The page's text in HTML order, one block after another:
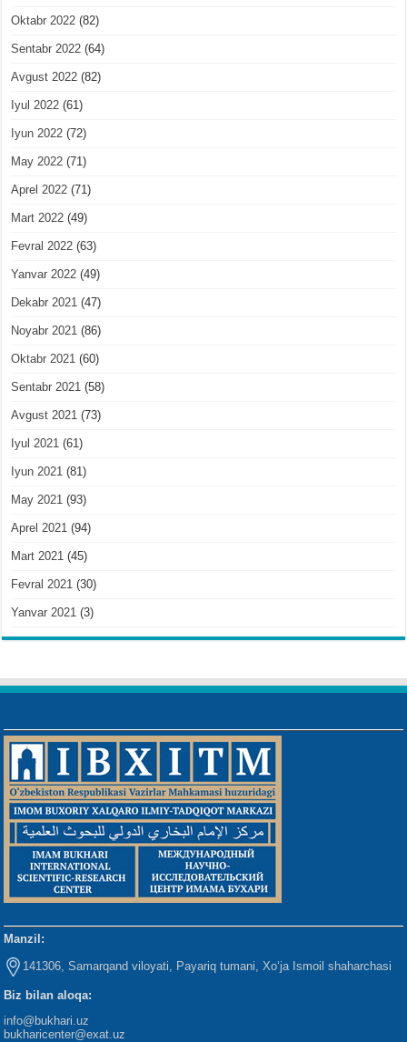
Oktabr 2022 (82)
Sentabr 2022 (64)
Avgust 2022 (82)
Iyul 2022 (61)
Iyun 2022 (72)
May 2022 (71)
Aprel 2022 (71)
Mart 2022 (49)
Fevral 2022 (63)
Yanvar 2022 (49)
Dekabr 2021 (47)
Noyabr 2021 (86)
Oktabr 2021 (60)
Sentabr 2021 (58)
Avgust 2021 (73)
Iyul 2021 (61)
Iyun 2021 (81)
May 2021 (93)
Aprel 2021 (94)
Mart 2021 (45)
Fevral 2021 (30)
Yanvar 2021 (3)
Manzil:
141306, Samarqand viloyati, Payariq tumani, Xo‘ja Ismoil shaharchasi
Biz bilan aloqa:
info@bukhari.uz
bukharicenter@exat.uz